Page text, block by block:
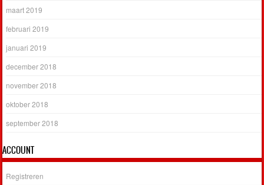
maart 2019
februari 2019
januari 2019
december 2018
november 2018
oktober 2018
september 2018
ACCOUNT
Registreren